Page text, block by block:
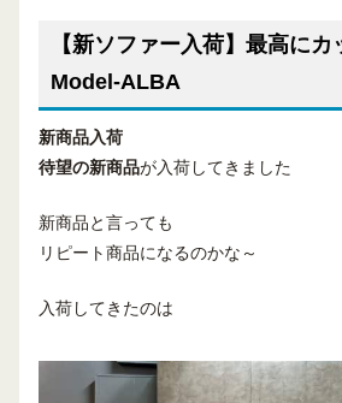
【新ソファー入荷】最高にカ
Model-ALBA
新商品入荷
待望の新商品が入荷してきました
新商品と言っても
リピート商品になるのかな～
入荷してきたのは